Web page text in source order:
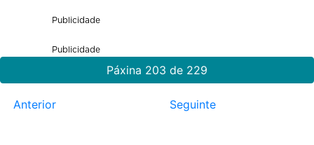
Publicidade
Publicidade
Páxina 203 de 229
Anterior Seguinte